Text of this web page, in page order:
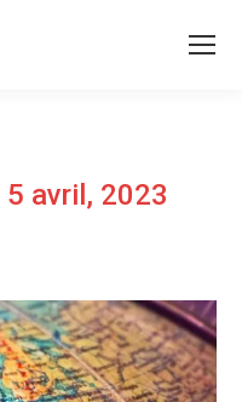
5 avril, 2023